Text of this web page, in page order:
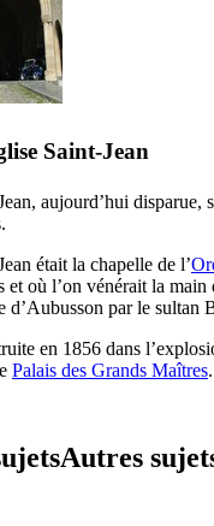
Saint-Jean
aujourd’hui disparue,
était la chapelle de l’
et où l’on vénérait la main
d’Aubusson par le sultan
en 1856 dans
Palais des Grands Maîtres.
Autres